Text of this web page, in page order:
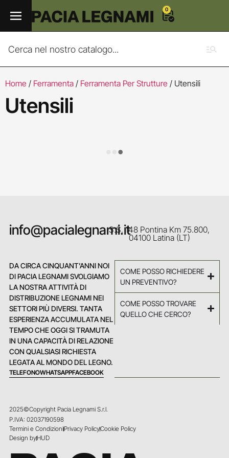
0
Home / Ferramenta / Ferramenta Per Strutture / Utensili
Utensili
info@pacialegnami.itS.S. 148 Pontina Km 75.800,
04100 Latina (LT)
DA CIRCA CINQUANT’ANNI NOI
DI PACIA LEGNAMI SVOLGIAMO
LA NOSTRA ATTIVITÀ DI
DISTRIBUZIONE LEGNAMI NEI
SETTORI PIÙ DIVERSI. TANTA
ESPERIENZA ACCUMULATA NEL
TEMPO CHE OGGI SI TRAMUTA
IN UNA CAPACITÀ DI RELAZIONE
CON QUALSIASI RICHIESTA
LEGATA AL MONDO DEL LEGNO.
TELEFONOWHATSAPPFACEBOOK
COME POSSO RICHIEDERE
UN PREVENTIVO?
COME POSSO TROVARE
QUELLO CHE CERCO?
2025©Copyright Pacia Legnami S.r.l.
P.IVA: 02037190598
Termini e CondizioniPrivacy PolicyCookie Policy
Design byHUD